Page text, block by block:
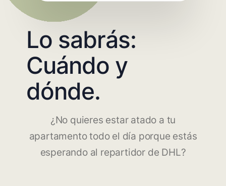
Lo sabrás:
Cuándo y
dónde.
¿No quieres estar atado a tu
apartamento todo el día porque estás
esperando al repartidor de DHL?